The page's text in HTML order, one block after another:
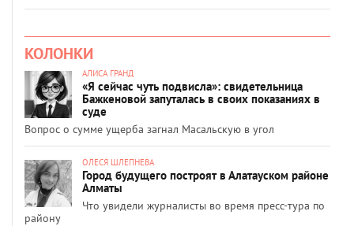
КОЛОНКИ
АЛИСА ГРАНД
«Я сейчас чуть подвисла»: свидетельница
Бажкеновой запуталась в своих показаниях в
суде
Вопрос о сумме ущерба загнал Масальскую в угол
ОЛЕСЯ ШЛЕПНЕВА
Город будущего построят в Алатауском районе
Алматы
Что увидели журналисты во время пресс-тура по
району